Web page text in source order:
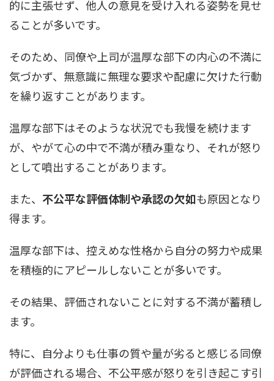
的に主張せず、他人の意見を受け入れる姿勢を見せ
ることが多いです。
そのため、同僚や上司が温厚な部下の内心の不満に
気づかず、無意識に無理な要求や配慮に欠けた行動
を繰り返すことがあります。
温厚な部下はそのような状況でも我慢を続けます
が、やがて心の中で不満が積み重なり、それが怒り
として噴出することがあります。
また、 不公平な評価体制や承認の欠如も原因となり
得ます。
温厚な部下は、控えめな性格から自分の努力や成果
を積極的にアピールしないことが多いです。
その結果、評価されないことに対する不満が蓄積し
ます。
特に、自分よりも仕事の質や量が劣ると感じる同僚
が評価される場合、不公平感が怒りを引き起こす引